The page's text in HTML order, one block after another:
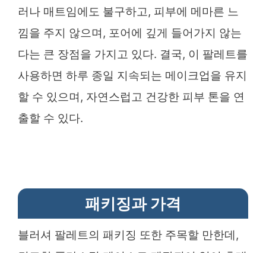
러나 매트임에도 불구하고, 피부에 메마른 느
낌을 주지 않으며, 포어에 깊게 들어가지 않는
다는 큰 장점을 가지고 있다. 결국, 이 팔레트를
사용하면 하루 종일 지속되는 메이크업을 유지
할 수 있으며, 자연스럽고 건강한 피부 톤을 연
출할 수 있다.
패키징과 가격
블러셔 팔레트의 패키징 또한 주목할 만한데,